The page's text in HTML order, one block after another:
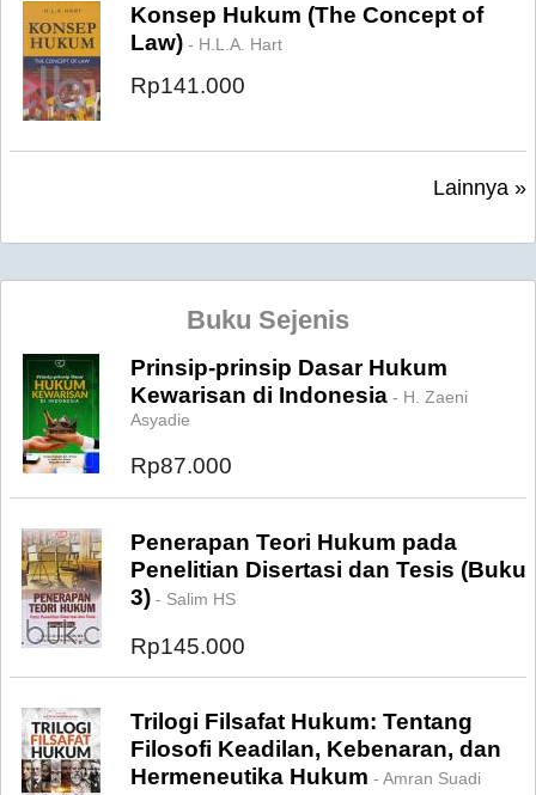
Konsep Hukum (The Concept of
Law) - H.L.A. Hart
Rp141.000
Lainnya »
Buku Sejenis
Prinsip-prinsip Dasar Hukum
Kewarisan di Indonesia - H. Zaeni
Asyadie
Rp87.000
Penerapan Teori Hukum pada
Penelitian Disertasi dan Tesis (Buku
3) - Salim HS
Rp145.000
Trilogi Filsafat Hukum: Tentang
Filosofi Keadilan, Kebenaran, dan
Hermeneutika Hukum - Amran Suadi